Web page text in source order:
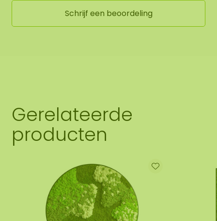
Schrijf een beoordeling
Gerelateerde
producten